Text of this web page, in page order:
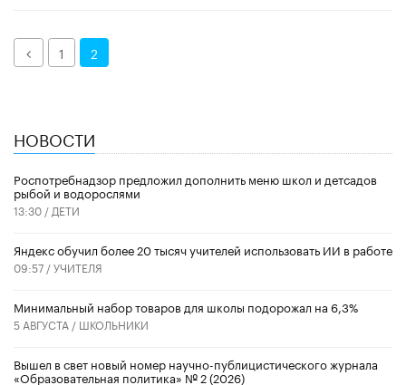
Назад1 2
НОВОСТИ
Роспотребнадзор предложил дополнить меню школ и детсадов
рыбой и водорослями
13:30 / ДЕТИ
​Яндекс обучил более 20 тысяч учителей использовать ИИ в работе
09:57 /УЧИТЕЛЯ
Минимальный набор товаров для школы подорожал на 6,3%
5 АВГУСТА / ШКОЛЬНИКИ
Вышел в свет новый номер научно-публицистического журнала
«Образовательная политика» № 2 (2026)